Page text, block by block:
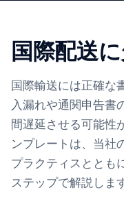
国際配送
国際輸送には正確な
入漏れや通関申告書
間遅延させる可能性
ンプレートは、当社
プラクティスととも
ステップで解説しま